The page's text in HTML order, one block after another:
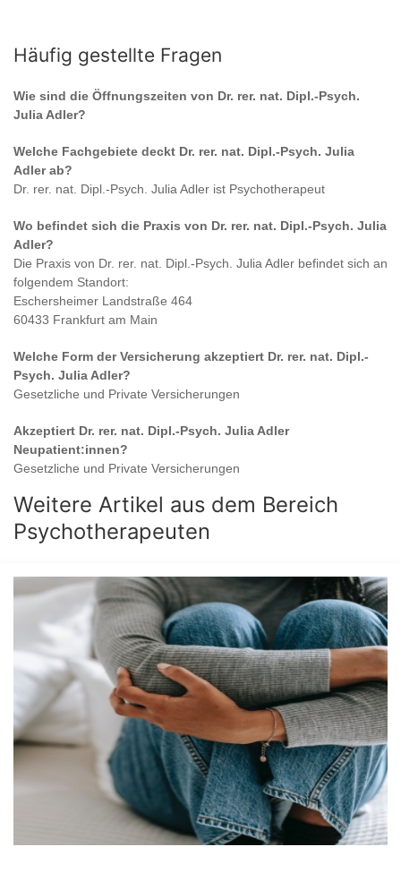
Häufig gestellte Fragen
Wie sind die Öffnungszeiten von Dr. rer. nat. Dipl.-Psych.
Julia Adler?
Welche Fachgebiete deckt Dr. rer. nat. Dipl.-Psych. Julia
Adlerab?
Dr. rer. nat. Dipl.-Psych. Julia Adler ist Psychotherapeut
Wo befindet sich die Praxis von Dr. rer. nat. Dipl.-Psych. Julia
Adler?
Die Praxis von Dr. rer. nat. Dipl.-Psych. Julia Adler befindet sich an
folgendem Standort:
Eschersheimer Landstraße 464
60433 Frankfurt am Main
Welche Form der Versicherung akzeptiert Dr. rer. nat. Dipl.-
Psych. Julia Adler?
Gesetzliche und Private Versicherungen
Akzeptiert Dr. rer. nat. Dipl.-Psych. Julia Adler
Neupatient:innen?
Gesetzliche und Private Versicherungen
Weitere Artikel aus dem Bereich
Psychotherapeuten